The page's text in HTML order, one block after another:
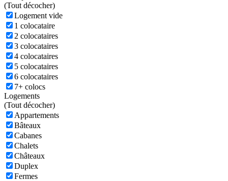
(Tout décocher)
Logement vide
1 colocataire
2 colocataires
3 colocataires
4 colocataires
5 colocataires
6 colocataires
7+ colocs
Logements
(Tout décocher)
Appartements
Bâteaux
Cabanes
Chalets
Châteaux
Duplex
Fermes